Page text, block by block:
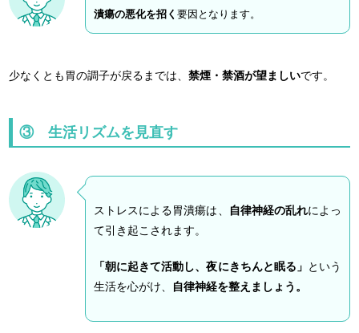
潰瘍の悪化を招く要因となります。
少なくとも胃の調子が戻るまでは、禁煙・禁酒が望ましいです。
③ 生活リズムを見直す
ストレスによる胃潰瘍は、 自律神経の乱れによっ
て引き起こされます。
「朝に起きて活動し、夜にきちんと眠る」 という
生活を心がけ、
自律神経を整えましょう。